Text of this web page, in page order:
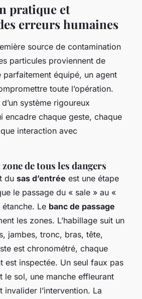
pratique et
erreurs humaines
source de contamination
particules proviennent de
parfaitement équipé, un agent
toute l’opération.
d’un système rigoureux
encadre chaque geste, chaque
interaction avec
de tous les dangers
du sas d’entrée est une étape
le passage du « sale » au «
Le banc de passage
les zones. L’habillage suit un
jambes, tronc, bras, tête,
est chronométré, chaque
est inspectée. Un seul faux pas
le sol, une manche effleurant
invalider l’intervention. La